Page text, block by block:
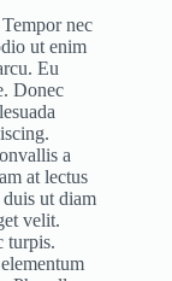
nec
ut enim
Eu
Donec
a
at lectus
ut diam
velit.
turpis.